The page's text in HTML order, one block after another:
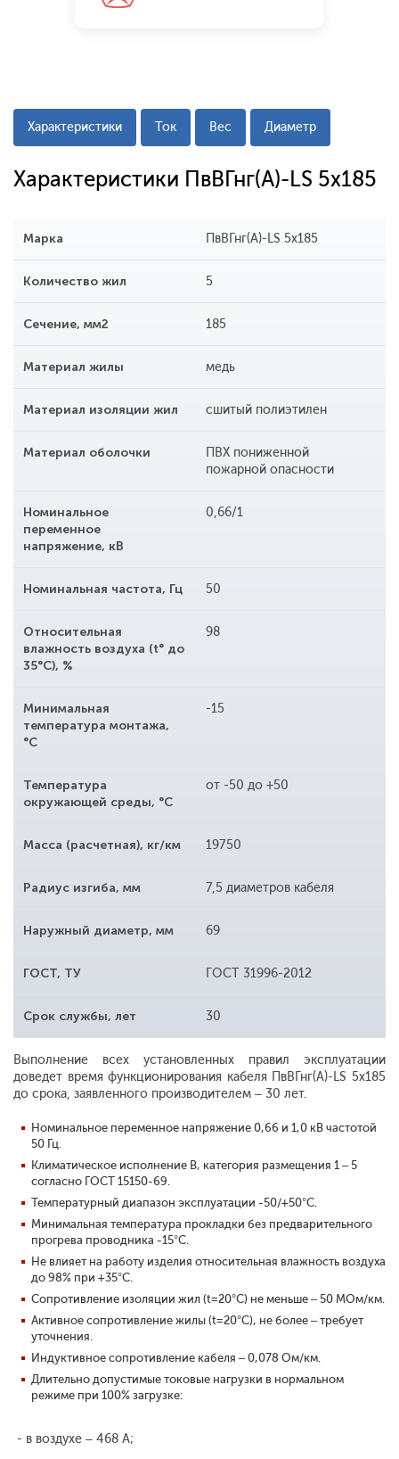
Характеристики Ток Вес Диаметр
Характеристики ПвВГнг(A)-LS 5x185
Марка ПвВГнг(A)-LS 5x185
Количество жил 5
Сечение, мм2 185
Материал жилы медь
Материал изоляции жил сшитый полиэтилен
Материал оболочки
ПВХ пониженной
пожарной опасности
Номинальное
переменное
напряжение, кВ
0,66/1
Номинальная частота, Гц 50
Относительная
влажность воздуха (t° до
35°С), %
98
Минимальная
температура монтажа,
°С
-15
Температура
окружающей среды, °С
от -50 до +50
Масса (расчетная), кг/км 19750
Радиус изгиба, мм 7,5 диаметров кабеля
Наружный диаметр, мм 69
ГОСТ, ТУ ГОСТ 31996-2012
Срок службы, лет 30
Выполнение всех установленных правил эксплуатации
доведет время функционирования кабеля ПвВГнг(A)-LS 5x185
до срока, заявленного производителем – 30 лет.
Номинальное переменное напряжение 0,66 и 1,0 кВ частотой
50 Гц.
Климатическое исполнение В, категория размещения 1 – 5
согласно ГОСТ 15150-69.
Температурный диапазон эксплуатации -50/+50°С.
Минимальная температура прокладки без предварительного
прогрева проводника -15°С.
Не влияет на работу изделия относительная влажность воздуха
до 98% при +35°С.
Сопротивление изоляции жил (t=20°С) не меньше – 50 МОм/км.
Активное сопротивление жилы (t=20°С), не более – требует
уточнения.
Индуктивное сопротивление кабеля – 0,078 Ом/км.
Длительно допустимые токовые нагрузки в нормальном
режиме при 100% загрузке:
- в воздухе – 468 А;